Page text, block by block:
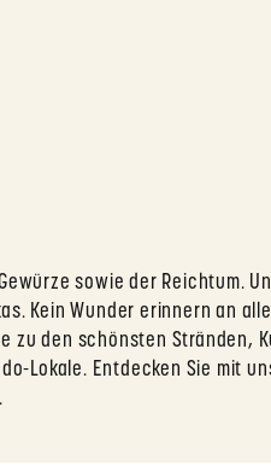
sowie der Reichtum.
Kein Wunder erinnern an
zu den schönsten Stränden,
Lokale. Entdecken Sie mit